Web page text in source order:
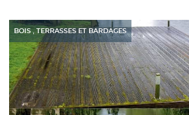
effet elle a sans doute subi les
BOIS, TERRASSES ET BARDAGES